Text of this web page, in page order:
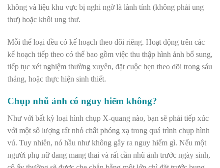
không và liệu khu vực bị nghi ngờ là lành tính (không phải ung
thư) hoặc khối ung thư.
Mỗi thể loại đều có kế hoạch theo dõi riêng. Hoạt động trên các
kế hoạch tiếp theo có thể bao gồm việc thu thập hình ảnh bổ sung,
tiếp tục xét nghiệm thường xuyên, đặt cuộc hẹn theo dõi trong sáu
tháng, hoặc thực hiện sinh thiết.
Chụp nhũ ảnh có nguy hiểm không?
Như với bất kỳ loại hình chụp X-quang nào, bạn sẽ phải tiếp xúc
với một số lượng rất nhỏ chất phóng xạ trong quá trình chụp hình
vú. Tuy nhiên, nó hầu như không gây ra nguy hiểm gì. Nếu một
người phụ nữ đang mang thai và rất cần nhũ ảnh trước ngày sinh,